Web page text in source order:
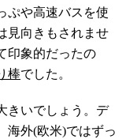
ぷや高速バスを使
見向きもされませ
印象的だったの
棒でした。
きいでしょう。デ
海外(欧米)ではずっ